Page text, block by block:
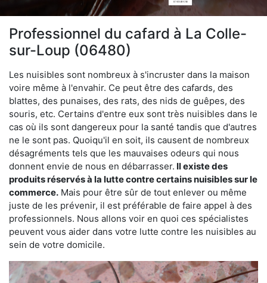
Professionnel du cafard à La Colle-
sur-Loup (06480)
Les nuisibles sont nombreux à s'incruster dans la maison
voire même à l'envahir. Ce peut être des cafards, des
blattes, des punaises, des rats, des nids de guêpes, des
souris, etc. Certains d'entre eux sont très nuisibles dans le
cas où ils sont dangereux pour la santé tandis que d'autres
ne le sont pas. Quoiqu'il en soit, ils causent de nombreux
désagréments tels que les mauvaises odeurs qui nous
donnent envie de nous en débarrasser. Il existe des
produits réservés à la lutte contre certains nuisibles sur le
commerce. Mais pour être sûr de tout enlever ou même
juste de les prévenir, il est préférable de faire appel à des
professionnels. Nous allons voir en quoi ces spécialistes
peuvent vous aider dans votre lutte contre les nuisibles au
sein de votre domicile.